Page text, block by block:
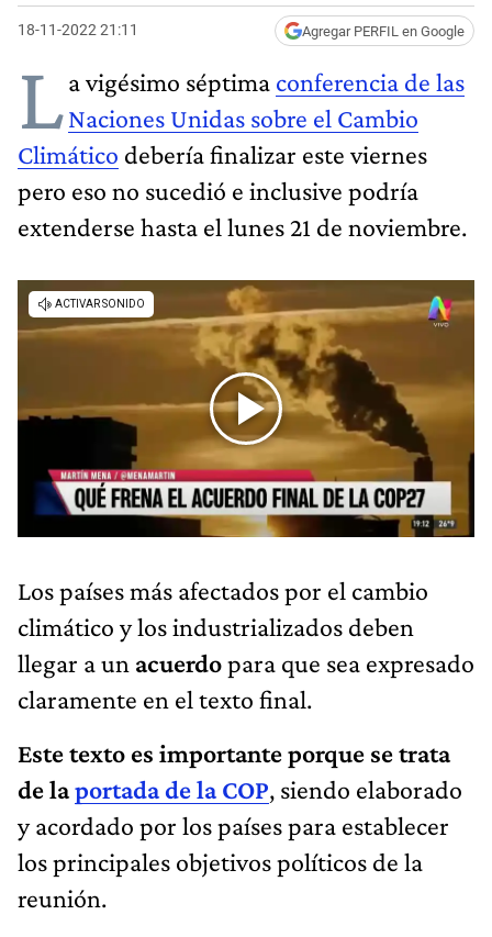
18-11-2022 21:11 Agregar PERFIL en Google
La vigésimo séptima conferencia de las
Naciones Unidas sobre el Cambio
Climático debería finalizar este viernes
pero eso no sucedió e inclusive podría
extenderse hasta el lunes 21 de noviembre.
Los países más afectados por el cambio
climático y los industrializados deben
llegar a un acuerdopara que sea expresado
claramente en el texto final.
Este texto es importante porque se trata
de laportada de la COP, siendo elaborado
y acordado por los países para establecer
los principales objetivos políticos de la
reunión.